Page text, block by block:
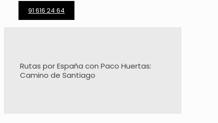
91 616 24 64
Rutas por España con Paco Huertas:
Camino de Santiago